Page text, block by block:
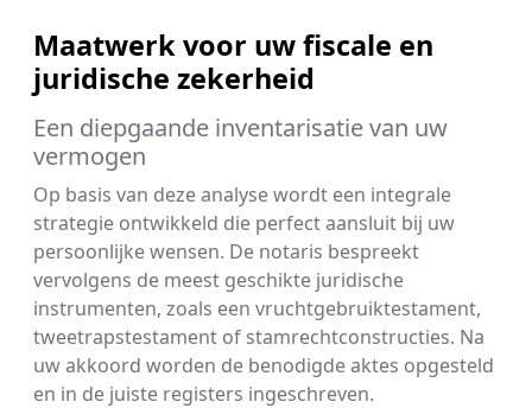
Maatwerk voor uw fiscale en
juridische zekerheid
Een diepgaande inventarisatie van uw
vermogen
Op basis van deze analyse wordt een integrale
strategie ontwikkeld die perfect aansluit bij uw
persoonlijke wensen. De notaris bespreekt
vervolgens de meest geschikte juridische
instrumenten, zoals een vruchtgebruiktestament,
tweetrapstestament of stamrechtconstructies. Na
uw akkoord worden de benodigde aktes opgesteld
en in de juiste registers ingeschreven.